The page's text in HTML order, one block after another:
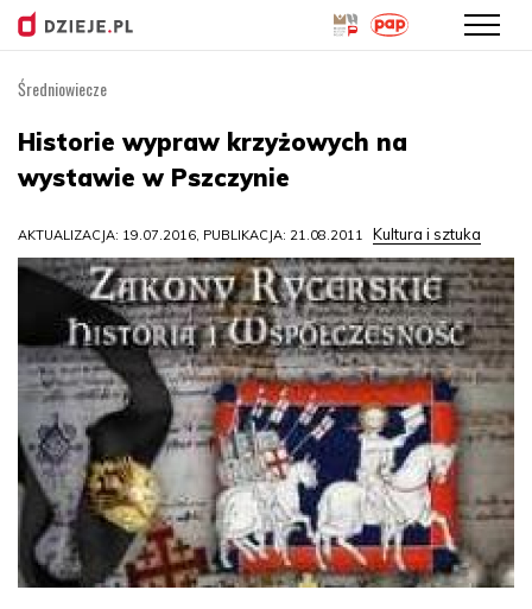
treści
Średniowiecze
Historie wypraw krzyżowych na
wystawie w Pszczynie
AKTUALIZACJA: 19.07.2016, PUBLIKACJA: 21.08.2011 Kultura i sztuka